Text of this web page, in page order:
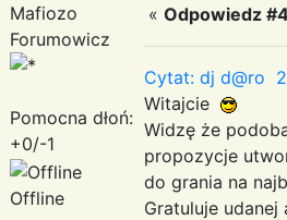
Mafiozo
Forumowicz
Pomocna dłoń:
+0/-1
Offline
« Odpowiedz
Cytat: dj d@ro
Witajcie
Widzę że
propozycje
do grania na
Gratuluje